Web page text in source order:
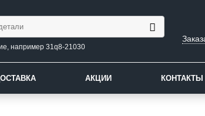
например 31q8-21030
АКЦИИ КОНТАКТЫ